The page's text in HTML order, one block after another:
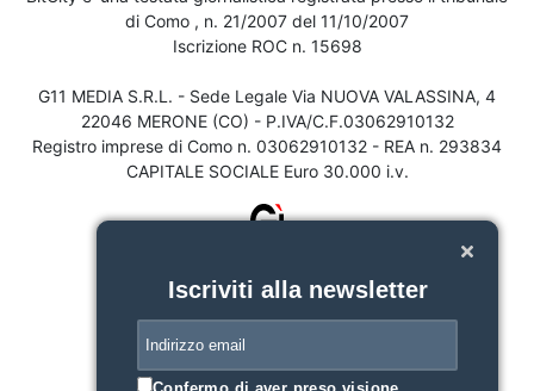
di Como , n. 21/2007 del 11/10/2007
Iscrizione ROC n. 15698
G11 MEDIA S.R.L. - Sede Legale Via NUOVA VALASSINA, 4
22046 MERONE (CO) - P.IVA/C.F.03062910132
Registro imprese di Como n. 03062910132 - REA n. 293834
CAPITALE SOCIALE Euro 30.000 i.v.
Iscriviti alla newsletter